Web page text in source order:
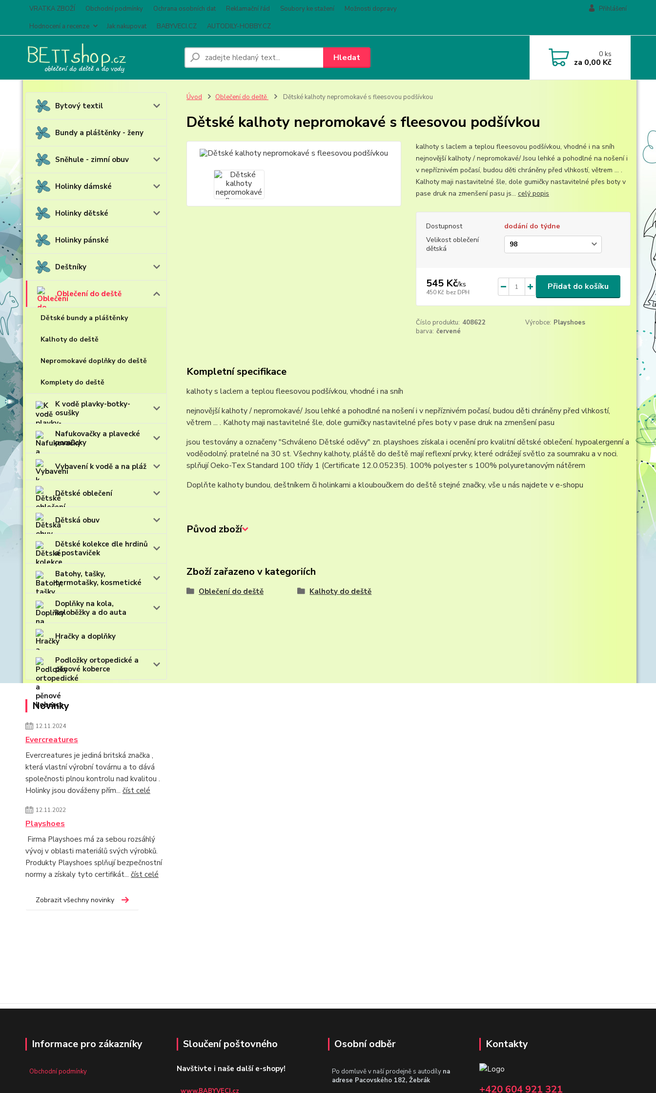
VRATKA ZBOŽÍ Obchodní podmínky Ochrana osobních dat Reklamační řád Soubory ke stažení
Možnosti dopravy
Hodnocení a recenze
Jak nakupovat BABYVECI.CZ AUTODILY-HOBBY.CZ
Přihlášení
Hledat 0ks
za 0,00 Kč
Bytový textil
Bundy a pláštěnky - ženy
Sněhule - zimní obuv
Holinky dámské
Holinky dětské
Holinky pánské
Deštníky
Oblečení do deště
Dětské bundy a pláštěnky
Kalhoty do deště
Nepromokavé doplňky do deště
Komplety do deště
K vodě plavky-botky-
osušky
Nafukovačky a plavecké
pomůcky
Vybavení k vodě a na pláž
Dětské oblečení
Dětská obuv
Dětské kolekce dle hrdinů
a postaviček
Batohy, tašky,
termotašky, kosmetické
Doplňky na kola,
koloběžky a do auta
Hračky a doplňky
Podložky ortopedické a
pěnové koberce
Novinky
12.11.2024
Evercreatures
Evercreatures je jediná britská značka ,
která vlastní výrobní továrnu a to dává
společnosti plnou kontrolu nad kvalitou .
Holinky jsou dováženy přím... číst celé
12.11.2022
Playshoes
Firma Playshoes má za sebou rozsáhlý
vývoj v oblasti materiálů svých výrobků.
Produkty Playshoes splňují bezpečnostní
normy a získaly tyto certifikát... číst celé
Zobrazit všechny novinky
Úvod Oblečení do deště Dětské kalhoty nepromokavé s fleesovou podšívkou
Dětské kalhoty nepromokavé s fleesovou podšívkou
kalhoty s laclem a teplou fleesovou podšívkou, vhodné i na sníh
nejnovější kalhoty / nepromokavé/ Jsou lehké a pohodlné na nošení i
v nepříznivém počasí, budou děti chráněny před vlhkostí, větrem ... .
Kalhoty maji nastavitelné šle, dole gumičky nastavitelné přes boty v
pase druk na zmenšení pasu js... celý popis
Dostupnost
dodání do týdne
Velikost oblečení
dětská
545 Kč/ks
450 Kč bez DPH
Přidat do košíku
Číslo produktu: 408622 Výrobce: Playshoes
barva: červené
Kompletní specifikace
kalhoty s laclem a teplou fleesovou podšívkou, vhodné i na sníh
nejnovější kalhoty / nepromokavé/ Jsou lehké a pohodlné na nošení i v nepříznivém počasí, budou děti chráněny před vlhkostí,
větrem ... . Kalhoty maji nastavitelné šle, dole gumičky nastavitelné přes boty v pase druk na zmenšení pasu
jsou testovány a označeny "Schváleno Dětské oděvy" zn. playshoes získala i ocenění pro kvalitní dětské oblečení. hypoalergenní a
voděodolný. pratelné na 30 st. Všechny kalhoty, pláště do deště mají reflexní prvky, které odrážejí světlo za soumraku a v noci.
splňují Oeko-Tex Standard 100 třídy 1 (Certificate 12.0.05235). 100% polyester s 100% polyuretanovým nátěrem
Doplňte kalhoty bundou, deštníkem či holinkami a klouboučkem do deště stejné značky, vše u nás najdete v e-shopu
Původ zboží
Zboží zařazeno v kategoriích
Oblečení do deště Kalhoty do deště
Informace pro zákazníky
Obchodní podmínky
Sloučení poštovného
Navštivte i naše další e-shopy!
www.BABYVECI.cz
Osobní odběr
Po domluvě v naší prodejně s autodíly na
adrese Pacovského 182, Žebrák
Kontakty
+420 604 921 321